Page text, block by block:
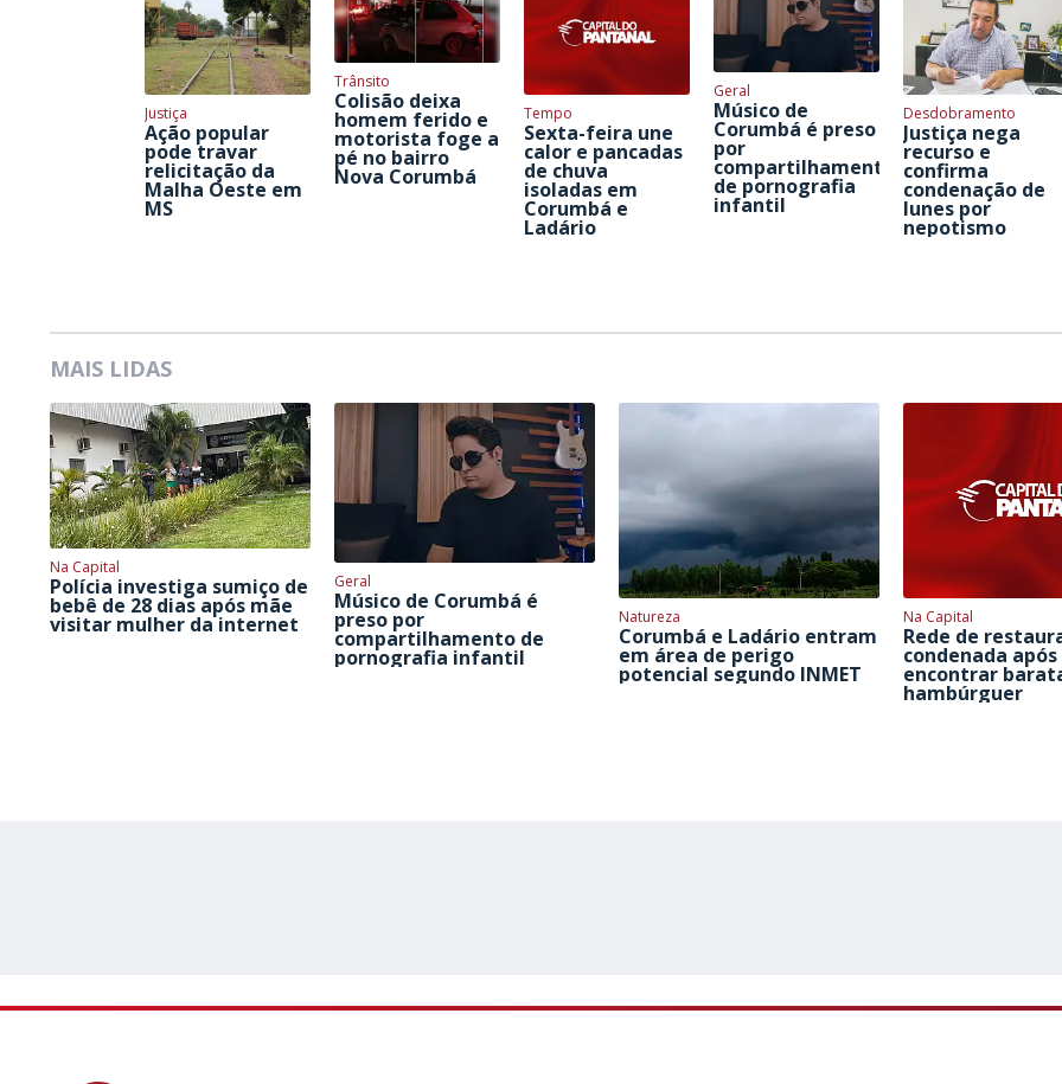
Justiça
Ação popular
pode travar
relicitação da
Malha Oeste em
MS
Trânsito
Colisão deixa
homem ferido e
motorista foge a
pé no bairro
Nova Corumbá
Tempo
Sexta-feira une
calor e pancadas
de chuva
isoladas em
Corumbá e
Ladário
Geral
Músico de
Corumbá é preso
por
compartilhamento
de pornografia
infantil
Desdobramento
Justiça nega
recurso e
confirma
condenação de
Iunes por
nepotismo
MAIS LIDAS
Na Capital
Polícia investiga sumiço de
bebê de 28 dias após mãe
visitar mulher da internet
Geral
Músico de Corumbá é
preso por
compartilhamento de
pornografia infantil
Natureza
Corumbá e Ladário entram
em área de perigo
potencial segundo INMET
Na Capital
Rede de
condenada
encontrar
hambúrguer